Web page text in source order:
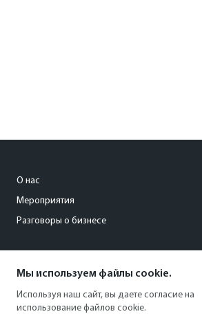
О нас
Мероприятия
Разговоры о бизнесе
+7 (495) 797-69-70
Мы используем файлы cookie.
Используя наш сайт, вы даете согласие на
использование файлов cookie.